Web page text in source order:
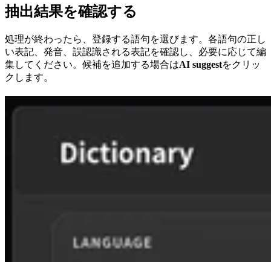
抽出結果を確認する
処理が終わったら、登録する語句を選びます。各語句の正し
い表記、発音、誤認識される表記を確認し、必要に応じて編
集してください。候補を追加する場合はAI suggestをクリッ
クします。